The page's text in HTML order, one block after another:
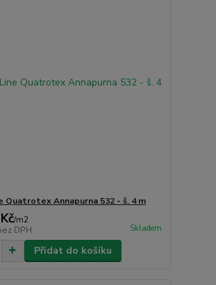
Quatrotex Annapurna 532 - š. 4 m
/m2
DPH Skladem
Přidat do košíku